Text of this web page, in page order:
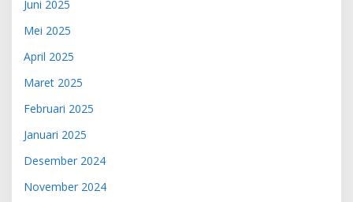
Juni 2025
Mei 2025
April 2025
Maret 2025
Februari 2025
Januari 2025
Desember 2024
November 2024